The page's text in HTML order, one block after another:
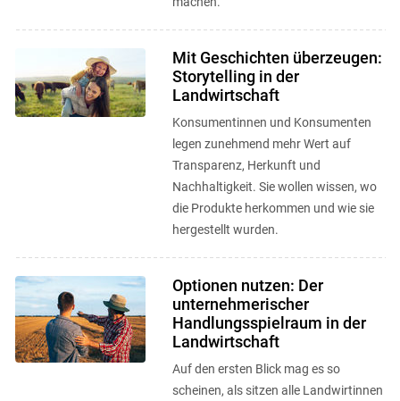
Mit Geschichten überzeugen:
Storytelling in der
Landwirtschaft
Konsumentinnen und Konsumenten
legen zunehmend mehr Wert auf
Transparenz, Herkunft und
Nachhaltigkeit. Sie wollen wissen, wo
die Produkte herkommen und wie sie
hergestellt wurden.
Optionen nutzen: Der
unternehmerischer
Handlungsspielraum in der
Landwirtschaft
Auf den ersten Blick mag es so
scheinen, als sitzen alle Landwirtinnen